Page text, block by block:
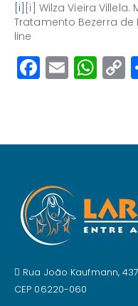
[i]
[i] Wilza Vieira
Tratamento Bezerra
line
Email
Rua João Kaufmann,
CEP 06220-060